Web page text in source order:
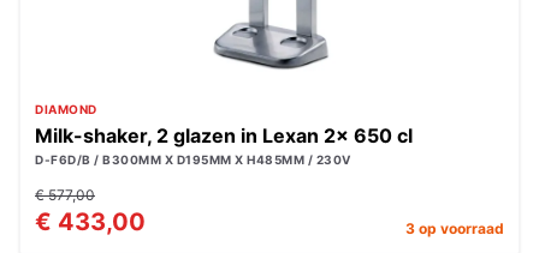
DIAMOND
Milk-shaker, 2 glazen in Lexan 2x 650 cl
D-F6D/B / B300MM X D195MM X H485MM / 230V
€ 577,00
€ 433,00 3 op voorraad